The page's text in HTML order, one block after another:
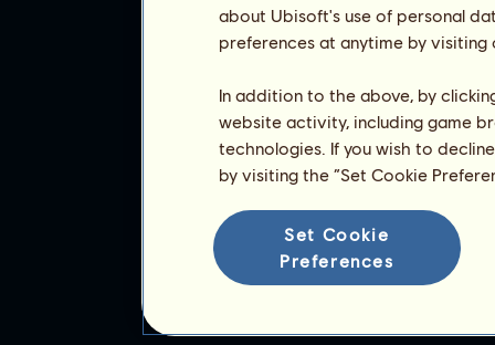
about Ubisoft's use of personal
preferences at anytime by
In addition to the above, by
website activity, including game
technologies. If you wish to
by visiting the “Set Cookie
Set Cookie
Preferences